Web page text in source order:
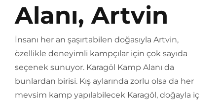
Alanı, Artvin
İnsanı her an şaşırtabilen doğasıyla Artvin,
özellikle deneyimli kampçılar için çok sayıda
seçenek sunuyor. Karagöl Kamp Alanı da
bunlardan birisi. Kış aylarında zorlu olsa da her
mevsim kamp yapılabilecek Karagöl, doğayla iç